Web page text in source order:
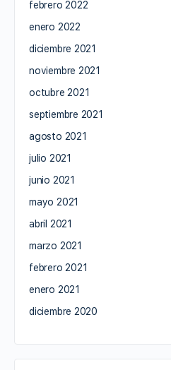
febrero 2022
enero 2022
diciembre 2021
noviembre 2021
octubre 2021
septiembre 2021
agosto 2021
julio 2021
junio 2021
mayo 2021
abril 2021
marzo 2021
febrero 2021
enero 2021
diciembre 2020